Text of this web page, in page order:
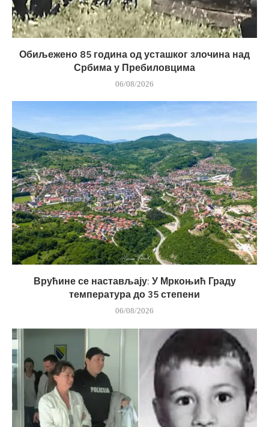
Обиљежено 85 година од усташког злочина над
Србима у Пребиловцима
06/08/2026
Врућине се настављају: У Мркоњић Граду
температура до 35 степени
06/08/2026